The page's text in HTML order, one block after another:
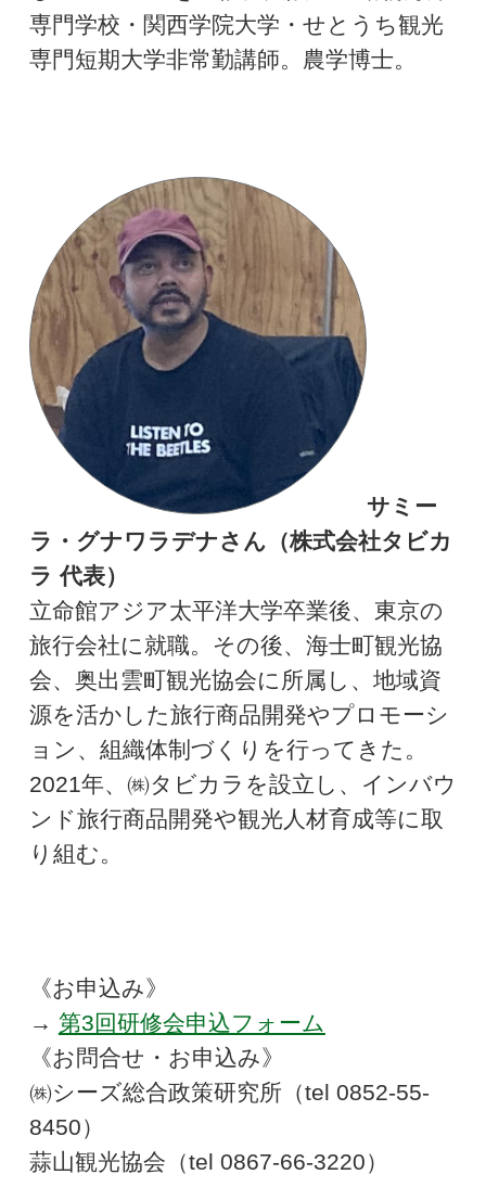
専門学校・関西学院大学・せとうち観光
専門短期大学非常勤講師。農学博士。
サミー
ラ ・グナワラデナさん（株式会社タビカ
ラ 代表）
立命館アジア太平洋大学卒業後、東京の
旅行会社に就職。その後、海士町観光協
会、奥出雲町観光協会に所属し、地域資
源を活かした旅行商品開発やプロモーシ
ョン、組織体制づくりを行ってきた。
2021年、㈱タビカラを設立し、インバウ
ンド旅行商品開発や観光人材育成等に取
り組む。
《お申込み》
→ 第3回研修会申込フォーム
《お問合せ・お申込み》
㈱シーズ総合政策研究所（tel 0852-55-
8450）
蒜山観光協会（tel 0867-66-3220）